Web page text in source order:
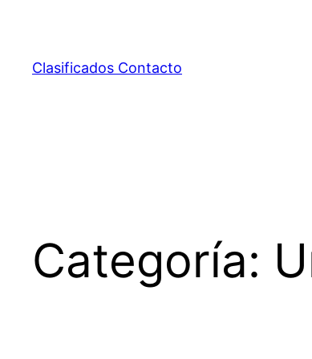
contenido
Clasificados Contacto
Categoría: